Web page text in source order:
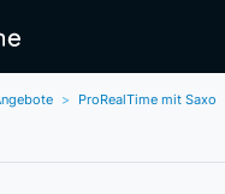
ProRealTime mit Saxo